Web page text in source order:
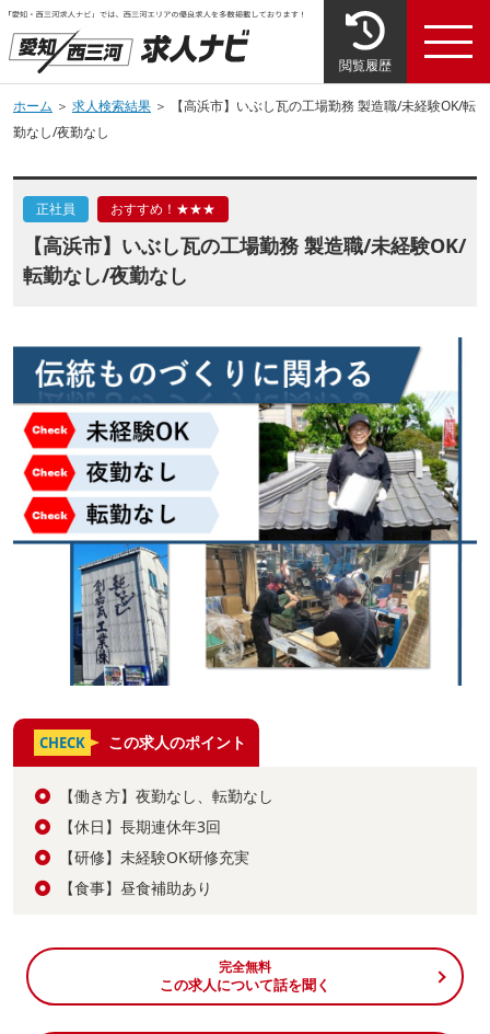
閲覧履歴
ホーム ＞ 求人検索結果 ＞ 【高浜市】いぶし瓦の工場勤務 製造職/未経験OK/転
勤なし/夜勤なし
正社員 おすすめ！★★★
【高浜市】いぶし瓦の工場勤務 製造職/未経験OK/
転勤なし/夜勤なし
CHECK この求人のポイント
【働き方】夜勤なし、転勤なし
【休日】長期連休年3回
【研修】未経験OK研修充実
【食事】昼食補助あり
完全無料
この求人について話を聞く